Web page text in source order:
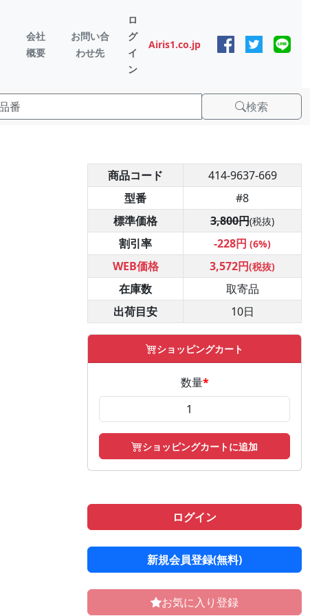
会社
概要
お問い合
わせ先
ロ
グ
イ
ン
Airis1.co.jp
検索
商品コード
414-9637-669
型番
#8
標準価格
3,800円(税抜)
割引率 -228円 (6%)
WEB価格 3,572円(税抜)
在庫数
取寄品
出荷目安
10日
ショッピングカート
数量*
ショッピングカートに追加
ログイン
新規会員登録(無料)
お気に入り登録